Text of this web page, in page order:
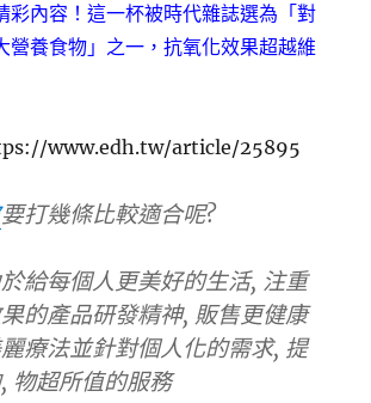
彩內容！這一杯被時代雜誌選為「對
營養食物」之一，抗氧化效果超越維
www.edh.tw/article/25895
要打幾條比較適合呢?
給每個人更美好的生活, 注重
的產品研發精神, 販售更健康
療法並針對個人化的需求, 提
物超所值的服務